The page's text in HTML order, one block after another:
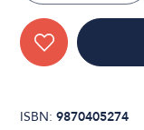
ISBN:9870405274